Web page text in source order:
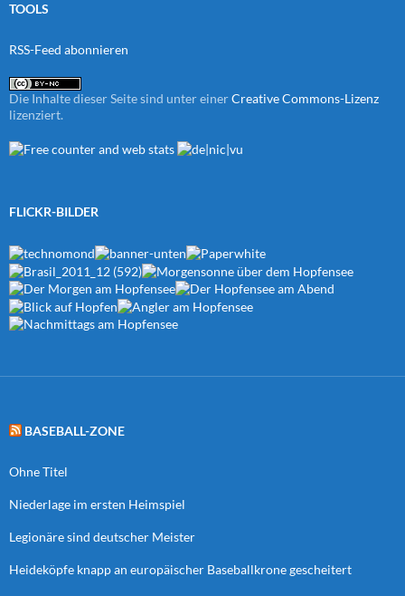
TOOLS
RSS-Feed abonnieren
Die Inhalte dieser Seite sind unter einerCreative Commons-Lizenz
lizenziert.
FLICKR-BILDER
BASEBALL-ZONE
Ohne Titel
Niederlage im ersten Heimspiel
Legionäre sind deutscher Meister
Heideköpfe knapp an europäischer Baseballkrone gescheitert